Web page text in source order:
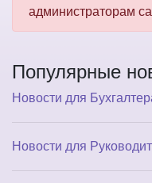
администраторам
Популярные
Новости для
Новости для